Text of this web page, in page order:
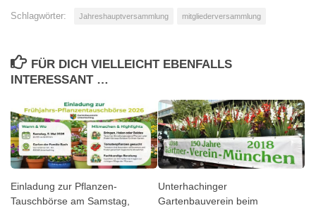
Schlagwörter: Jahreshauptversammlung mitgliederversammlung
FÜR DICH VIELLEICHT EBENFALLS
INTERESSANT …
Einladung zur Pflanzen-
Tauschbörse am Samstag,
Unterhachinger
Gartenbauverein beim